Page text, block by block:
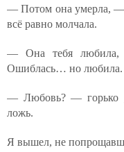
— Потом она умерла, —
всё равно молчала.
— Она тебя
Ошиблась… но любила.
— Любовь? — горько
ложь.
Я вышел, не